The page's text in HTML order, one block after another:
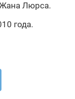
Люрса.
года.